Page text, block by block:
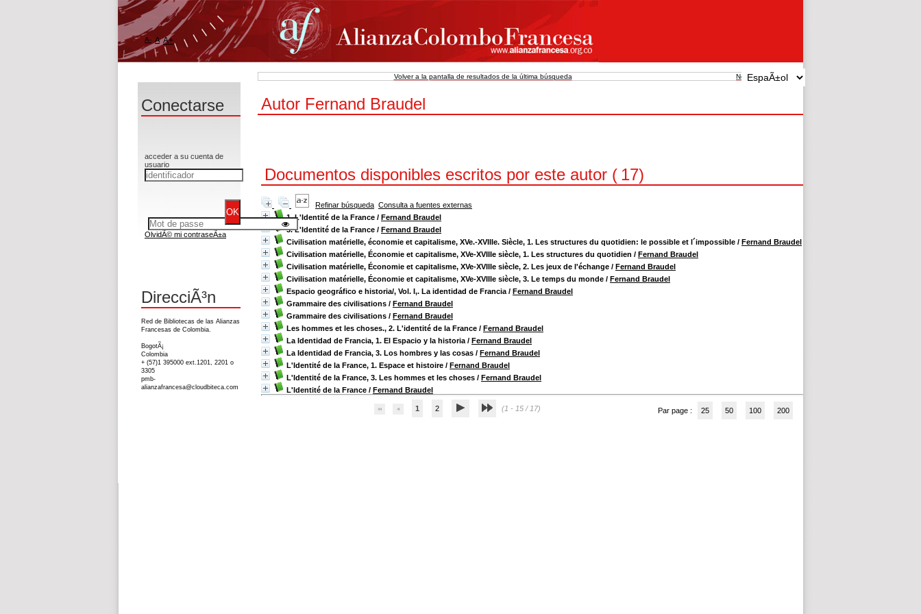
Volver a la pantalla de resultados de la última búsqueda New search
Autor Fernand Braudel
Documentos disponibles escritos por este autor ( 17)
Refinar búsqueda Consulta a fuentes externas
1. L'Identité de la France / Fernand Braudel
3. L'Identité de la France / Fernand Braudel
Civilisation matérielle, économie et capitalisme, XVe.-XVIIIe. Siècle, 1. Les structures du quotidien: le possible et l´impossible / Fernand Braudel
Civilisation matérielle, Économie et capitalisme, XVe-XVIIIe siècle, 1. Les structures du quotidien / Fernand Braudel
Civilisation matérielle, Économie et capitalisme, XVe-XVIIIe siècle, 2. Les jeux de l'échange / Fernand Braudel
Civilisation matérielle, Économie et capitalisme, XVe-XVIIIe siècle, 3. Le temps du monde / Fernand Braudel
Espacio geográfico e historia/, Vol. I,. La identidad de Francia / Fernand Braudel
Grammaire des civilisations / Fernand Braudel
Grammaire des civilisations / Fernand Braudel
Les hommes et les choses., 2. L'identité de la France / Fernand Braudel
La Identidad de Francia, 1. El Espacio y la historia / Fernand Braudel
La Identidad de Francia, 3. Los hombres y las cosas / Fernand Braudel
L'Identité de la France, 1. Espace et histoire / Fernand Braudel
L'Identité de la France, 3. Les hommes et les choses / Fernand Braudel
L'Identité de la France / Fernand Braudel
1 2 (1 - 15 / 17) Par page : 25 50 100 200
A- A A+
Conectarse
acceder a su cuenta de
usuario
OlvidÃ© mi contraseÃ±a
DirecciÃ³n
Red de Bibliotecas de las Alianzas
Francesas de Colombia.
BogotÃ¡
Colombia
+ (57)1 395000 ext.1201, 2201 o
3305
pmb-
alianzafrancesa@cloudbiteca.com